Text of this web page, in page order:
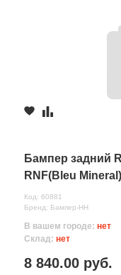
Бампер задний
RNF(Bleu Mineral)
Код: 60881
Бренд: Бампер-НН
В вашем городе: нет
Склад: нет
8 840.00 руб.